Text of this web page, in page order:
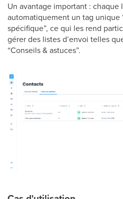
Un avantage important :
automatiquement un tag unique
spécifique”, ce qui les rend
gérer des listes d’envoi telles
“Conseils & astuces”.